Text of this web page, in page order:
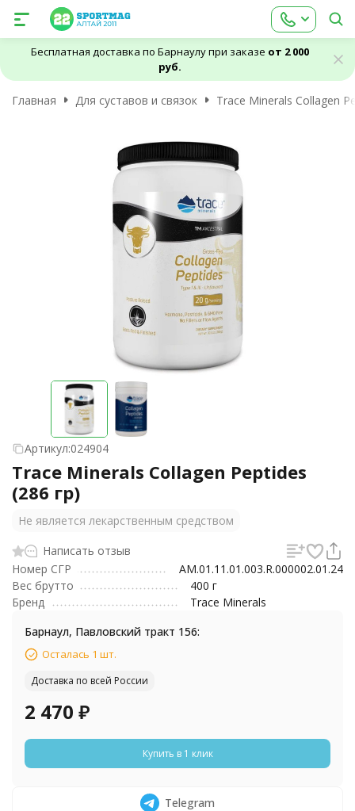
Бесплатная доставка по Барнаулу при заказе от 2 000
руб.
Главная Для суставов и связок Trace Minerals Collagen
Артикул:024904
Trace Minerals Collagen Peptides
(286 гр)
Не является лекарственным средством
Написать отзыв
Номер СГР
AM.01.11.01.003.R.000002.01.24
Вес брутто
400 г
Бренд
Trace Minerals
Барнаул, Павловский тракт 156:
Осталась 1 шт.
Доставка по всей России
2 470 ₽
Купить в 1 клик
Telegram